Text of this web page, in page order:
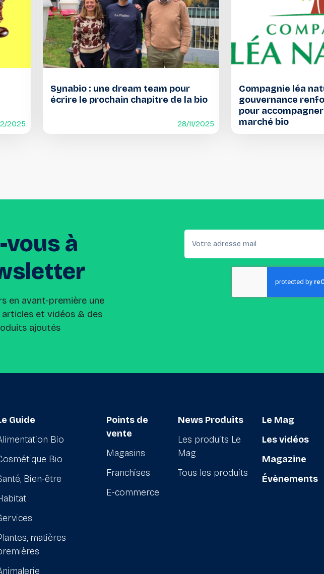
2025
Synabio : une dream team pour
écrire le prochain chapitre de la bio
28/11/2025
Compagnie léa
gouvernance
pour
marché bio
vous à
en avant-première une
et vidéos & des
ajoutés
Guide
Bio
Bio
Bien-être
matières
Points de
vente
Magasins
Franchises
E-commerce
News Produits
Les produits Le
Mag
Tous les produits
Le Mag
Les vidéos
Magazine
Évènements